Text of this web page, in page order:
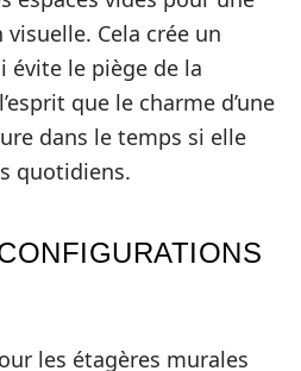
Cela crée un
évite le piège de la
que le charme d’une
dans le temps si elle
quotidiens.
les étagères murales